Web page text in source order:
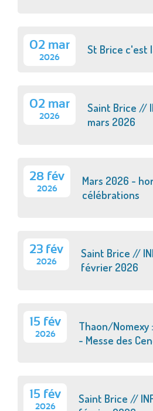
02 mar
2026
St Brice c'est
02 mar
2026
Saint Brice //
mars 2026
28 fév
2026
Mars 2026 -
célébrations
23 fév
2026
Saint Brice //
février 2026
15 fév
2026
Thaon/Nomexy
- Messe des
15 fév
2026
Saint Brice //